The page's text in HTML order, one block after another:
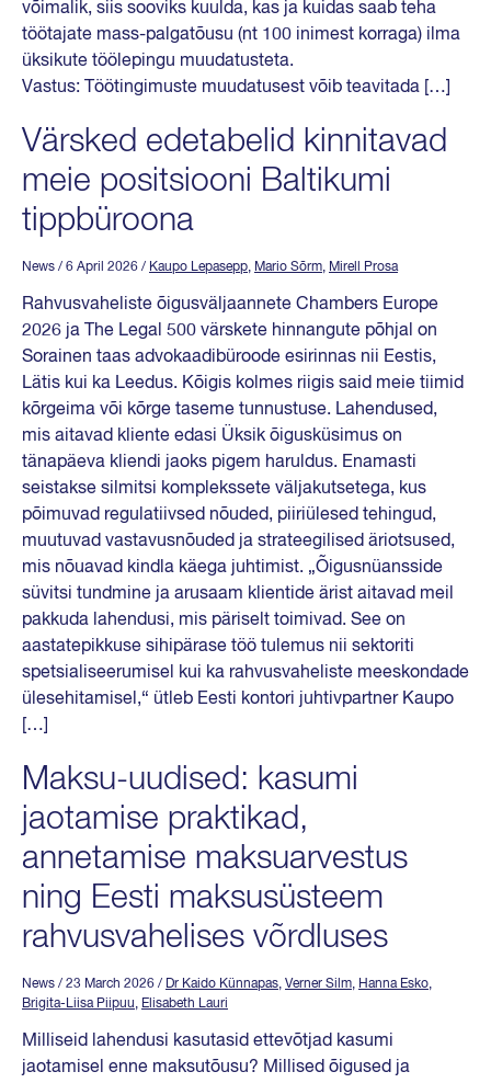
võimalik, siis sooviks kuulda, kas ja kuidas saab teha
töötajate mass-palgatõusu (nt 100 inimest korraga) ilma
üksikute töölepingu muudatusteta.
Vastus: Töötingimuste muudatusest võib teavitada […]
Värsked edetabelid kinnitavad
meie positsiooni Baltikumi
tippbüroona
News / 6 April 2026 / Kaupo Lepasepp, Mario Sõrm, Mirell Prosa
Rahvusvaheliste õigusväljaannete Chambers Europe
2026 ja The Legal 500 värskete hinnangute põhjal on
Sorainen taas advokaadibüroode esirinnas nii Eestis,
Lätis kui ka Leedus. Kõigis kolmes riigis said meie tiimid
kõrgeima või kõrge taseme tunnustuse. Lahendused,
mis aitavad kliente edasi Üksik õigusküsimus on
tänapäeva kliendi jaoks pigem haruldus. Enamasti
seistakse silmitsi komplekssete väljakutsetega, kus
põimuvad regulatiivsed nõuded, piiriülesed tehingud,
muutuvad vastavusnõuded ja strateegilised äriotsused,
mis nõuavad kindla käega juhtimist. „Õigusnüansside
süvitsi tundmine ja arusaam klientide ärist aitavad meil
pakkuda lahendusi, mis päriselt toimivad. See on
aastatepikkuse sihipärase töö tulemus nii sektoriti
spetsialiseerumisel kui ka rahvusvaheliste meeskondade
ülesehitamisel,“ ütleb Eesti kontori juhtivpartner Kaupo
[…]
Maksu-uudised: kasumi
jaotamise praktikad,
annetamise maksuarvestus
ning Eesti maksusüsteem
rahvusvahelises võrdluses
News / 23 March 2026 / Dr Kaido Künnapas, Verner Silm, Hanna Esko,
Brigita-Liisa Piipuu, Elisabeth Lauri
Milliseid lahendusi kasutasid ettevõtjad kasumi
jaotamisel enne maksutõusu? Millised õigused ja